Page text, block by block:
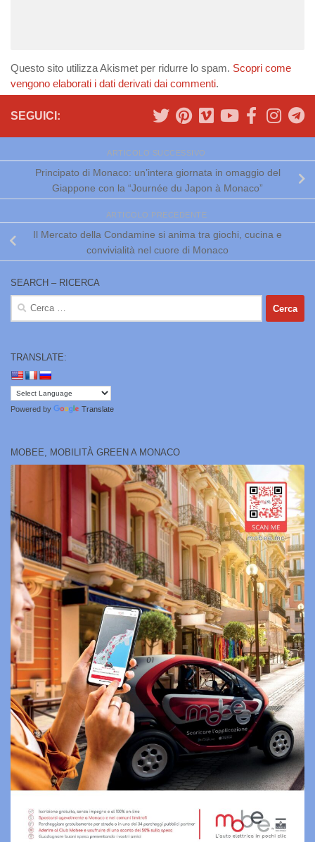
Questo sito utilizza Akismet per ridurre lo spam. Scopri come
vengono elaborati i dati derivati dai commenti.
SEGUICI:
ARTICOLO SUCCESSIVO
Principato di Monaco: un’intera giornata in omaggio del
Giappone con la “Journée du Japon à Monaco”
ARTICOLO PRECEDENTE
Il Mercato della Condamine si anima tra giochi, cucina e
convivialità nel cuore di Monaco
SEARCH – RICERCA
Ricerca
per:
TRANSLATE:
Powered by Translate
MOBEE, MOBILITÀ GREEN A MONACO